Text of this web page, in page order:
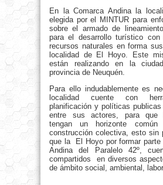
En la Comarca Andina la
elegida por el MINTUR para
sobre el armado de
para el desarrollo turístico
recursos naturales en forma
localidad de El Hoyo. Este
están realizando en la
provincia de Neuquén.
Para ello indudablemente es
localidad cuente con
planificación y políticas publicas
entre sus actores, para que
tengan un horizonte
construcción colectiva, esto sin
que la El Hoyo por formar parte
Andina del Paralelo 42º,
compartidos en diversos
de ámbito social, ambiental,